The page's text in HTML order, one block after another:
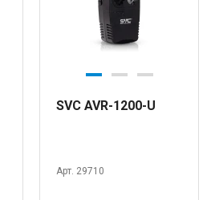
SVC AVR-1200-U
Арт. 29710